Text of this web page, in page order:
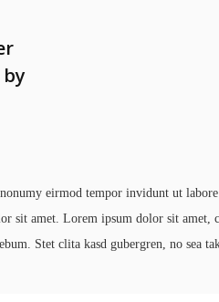
eirmod tempor invidunt ut
sit amet. Lorem ipsum dolor sit
Stet clita kasd gubergren, no sea